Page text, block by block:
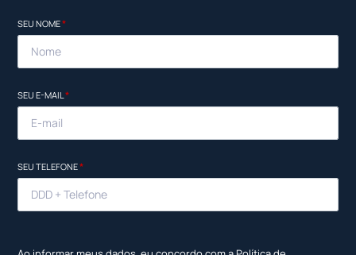
SEU NOME*
SEU E-MAIL*
SEU TELEFONE*